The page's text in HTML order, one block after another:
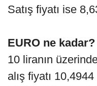
Satış fiyatı ise
EURO ne kadar?
10 liranın
alış fiyatı